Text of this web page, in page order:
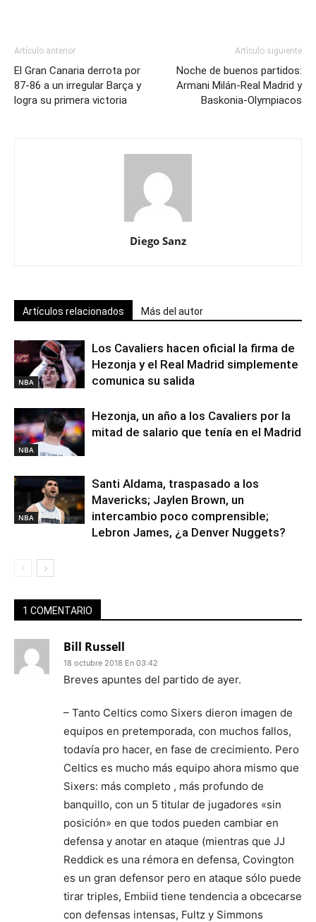
Artículo anterior
El Gran Canaria derrota por
87-86 a un irregular Barça y
logra su primera victoria
Artículo siguiente
Noche de buenos partidos:
Armani Milán-Real Madrid y
Baskonia-Olympiacos
Diego Sanz
Artículos relacionados Más del autor
NBA
Los Cavaliers hacen oficial la firma de
Hezonja y el Real Madrid simplemente
comunica su salida
NBA
Hezonja, un año a los Cavaliers por la
mitad de salario que tenía en el Madrid
NBA
Santi Aldama, traspasado a los
Mavericks; Jaylen Brown, un
intercambio poco comprensible;
Lebron James, ¿a Denver Nuggets?
1 COMENTARIO
Bill Russell
18 octubre 2018 En 03:42
Breves apuntes del partido de ayer.
– Tanto Celtics como Sixers dieron imagen de
equipos en pretemporada, con muchos fallos,
todavía pro hacer, en fase de crecimiento. Pero
Celtics es mucho más equipo ahora mismo que
Sixers: más completo , más profundo de
banquillo, con un 5 titular de jugadores «sin
posición» en que todos pueden cambiar en
defensa y anotar en ataque (mientras que JJ
Reddick es una rémora en defensa, Covington
es un gran defensor pero en ataque sólo puede
tirar triples, Embiid tiene tendencia a obcecarse
con defensas intensas, Fultz y Simmons